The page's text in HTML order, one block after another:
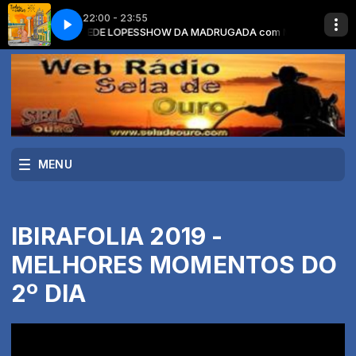
22:00 - 23:55
com MAMEDE LOPESSHOW DA MADRUGADA com MAMEDE LOPES
MUNDO VAI SOFRERMARILIA MENDONÇA - TODO MUNDO VAI
MENU
IBIRAFOLIA 2019 -
MELHORES MOMENTOS DO
2º DIA